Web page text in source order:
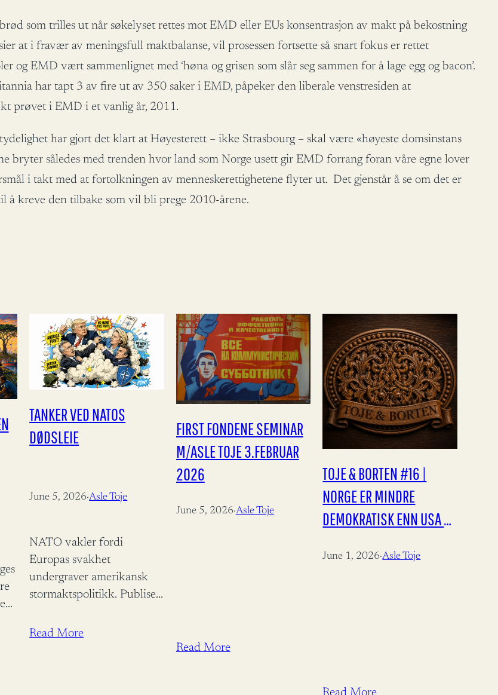
som trilles ut når søkelyset rettes mot EMD eller EUs konsentrasjon av makt på bekostning
at i fravær av meningsfull maktbalanse, vil prosessen fortsette så snart fokus er rettet
og EMD vært sammenlignet med ‘høna og grisen som slår seg sammen for å lage egg og bacon’.
har tapt 3 av fire ut av 350 saker i EMD, påpeker den liberale venstresiden at
prøvet i EMD i et vanlig år, 2011.
har gjort det klart at Høyesterett – ikke Strasbourg – skal være «høyeste domsinstans
bryter således med trenden hvor land som Norge usett gir EMD forrang foran våre egne lover
i takt med at fortolkningen av menneskerettighetene flyter ut. Det gjenstår å se om det er
å kreve den tilbake som vil bli prege 2010-årene.
TANKER VED NATOS
DØDSLEIE
June 5, 2026·Asle Toje
NATO vakler fordi
Europas svakhet
undergraver amerikansk
stormaktspolitikk. Publisert
vet at ingen allianse varer
Read More
FIRST FONDENE SEMINAR
M/ASLE TOJE 3.FEBRUAR
2026
June 5, 2026·Asle Toje
Read More
TOJE & BORTEN #16 |
NORGE ER MINDRE
DEMOKRATISK ENN USA —
June 1, 2026·Asle Toje